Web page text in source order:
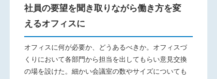
社員の要望を聞き取りながら働き方を変
えるオフィスに
オフィスに何が必要か、どうあるべきか。オフィスづ
くりにおいて各部門から担当を出してもらい意見交換
の場を設けた。細かい会議室の数やサイズについても